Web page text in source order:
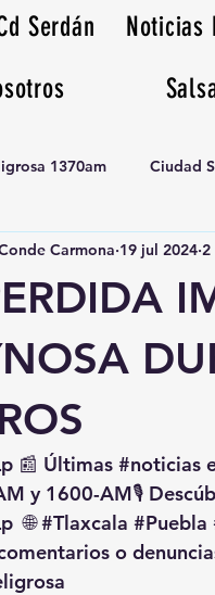
Serdán Noticias
1370am Ciudad
Tianguis peligrosa
Carmona 19 jul 2024 2
📰 Últimas #noticias
y 1600-AM🎙️
🌐 #Tlaxcala #Puebla
comentarios o